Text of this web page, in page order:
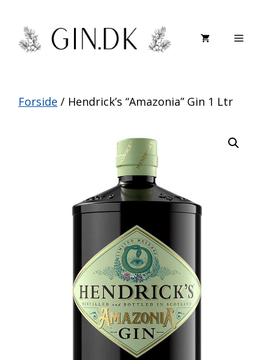
indhold
Menu
Forside / Hendrick’s “Amazonia” Gin 1 Ltr